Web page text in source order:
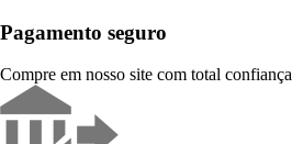
Pagamento seguro
Compre em nosso site com total confiança